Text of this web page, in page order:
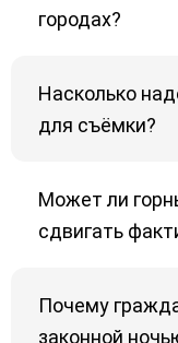
городах?
Насколько
для съёмки?
Может ли
сдвигать
Почему
законной